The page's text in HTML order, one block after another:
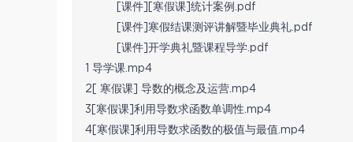
[课件][寒假课]统计案例.pdf
[课件]寒假结课测评讲解暨毕业典礼.pdf
[课件]开学典礼暨课程导学.pdf
1 导学课.mp4
2[ 寒假课] 导数的概念及运营.mp4
3[寒假课]利用导数求函数单调性.mp4
4[寒假课]利用导数求函数的极值与最值.mp4